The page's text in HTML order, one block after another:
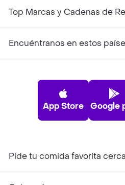
Top Marcas y Cadenas de
Encuéntranos en estos
App Store Google
Pide tu comida favorita